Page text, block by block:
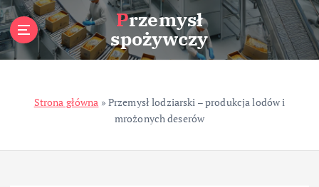
S
k
i
p
t
Przemysł
spożywczy
Strona główna » Przemysł lodziarski – produkcja lodów i
mrożonych deserów